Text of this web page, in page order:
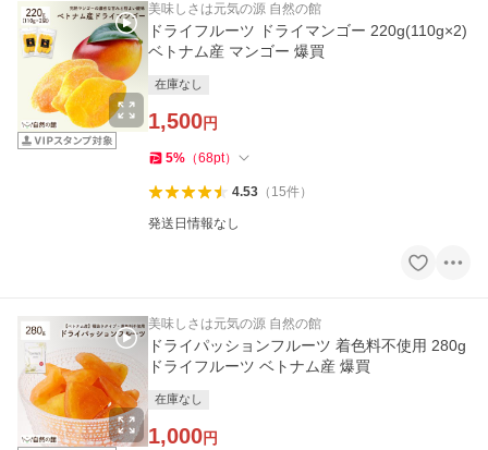
美味しさは元気の源 自然の館
ドライフルーツ ドライマンゴー 220g(110g×2)
ベトナム産 マンゴー 爆買
在庫なし
1,500円
5% （68pt）
4.53（ 15件）
発送日情報なし
美味しさは元気の源 自然の館
ドライパッションフルーツ 着色料不使用 280g
ドライフルーツ ベトナム産 爆買
在庫なし
1,000円